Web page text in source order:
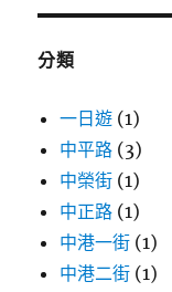
鍵
分類
一日遊 (1)
中平路 (3)
中榮街 (1)
中正路 (1)
中港一街 (1)
中港二街 (1)